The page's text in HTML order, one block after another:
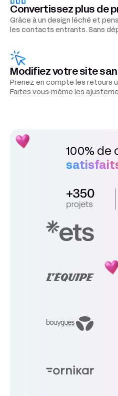
Convertissez plus de
Grâce à un design léché et
les contacts entrants. Sans
Modifiez votre site
Prenez en compte les retours
Faites vous-même les
100% de